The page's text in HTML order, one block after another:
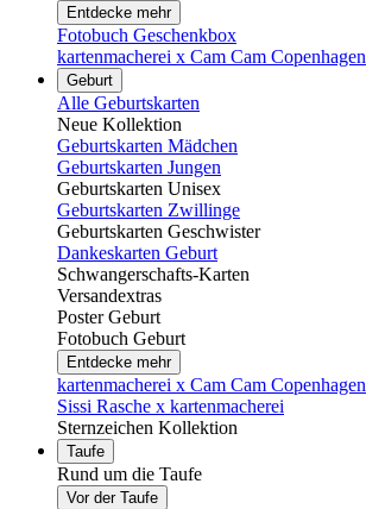
Entdecke mehr
Fotobuch Geschenkbox
kartenmacherei x Cam Cam Copenhagen
Geburt
Alle Geburtskarten
Neue Kollektion
Geburtskarten Mädchen
Geburtskarten Jungen
Geburtskarten Unisex
Geburtskarten Zwillinge
Geburtskarten Geschwister
Dankeskarten Geburt
Schwangerschafts-Karten
Versandextras
Poster Geburt
Fotobuch Geburt
Entdecke mehr
kartenmacherei x Cam Cam Copenhagen
Sissi Rasche x kartenmacherei
Sternzeichen Kollektion
Taufe
Rund um die Taufe
Vor der Taufe